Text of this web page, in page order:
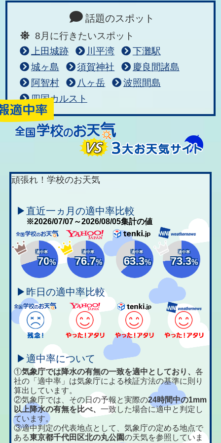
話題のスポット
8月に行きたいスポット
上田城跡
川平湾
下灘駅
城ヶ島
須賀神社
慶良間諸島
阿智村
八ヶ岳
波照間島
四国カルスト
頑張れ！学校のお天気
▶直近一ヵ月の適中率比較
※2026/07/07～2026/08/05集計の値
適中率
70%
適中率
76.7%
適中率
63.3%
適中率
73.3%
▶昨日の適中率比較
▶適中率について
①気象庁では降水の有無の一致を適中としており、各
社の「適中率」は気象庁による検証方法の基準に則り
算出しています。
②気象庁では、その日の予報と実際の24時間中の1mm
以上降水の有無を比べ、一致した場合に適中と判定し
ています。
③適中判定の代表地点として、気象庁の定める地点で
ある東京都千代田区北の丸公園の天気を参照していま